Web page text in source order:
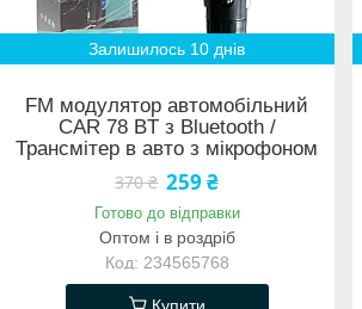
Залишилось 10 днів
FM модулятор автомобільний
CAR 78 BT з Bluetooth /
Трансмітер в авто з мікрофоном
370 ₴ 259 ₴
Готово до відправки
Оптом і в роздріб
234565768